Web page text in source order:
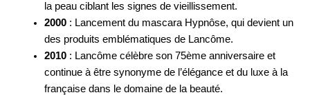
la peau ciblant les signes de vieillissement.
2000: Lancement du mascara Hypnôse, qui devient un
des produits emblématiques de Lancôme.
2010: Lancôme célèbre son 75ème anniversaire et
continue à être synonyme de l’élégance et du luxe à la
française dans le domaine de la beauté.